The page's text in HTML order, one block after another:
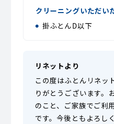
クリーニングいただい
掛ふとんD以下
リネットより
この度はふとんリネッ
りがとうございます。
のこと、ご家族でご利
です。今後ともよろし